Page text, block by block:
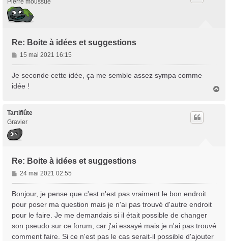
Pierre moussue
Re: Boite à idées et suggestions
M
e
s
s
a
e
15 mai 2021 16:15
Je seconde cette idée, ça me semble assez sympa comme
idée !
Tartiflûte
Gravier
Re: Boite à idées et suggestions
M
e
a
g
e
24 mai 2021 02:55
Bonjour, je pense que c'est n'est pas vraiment le bon endroit
pour poser ma question mais je n'ai pas trouvé d'autre endroit
pour le faire. Je me demandais si il était possible de changer
son pseudo sur ce forum, car j'ai essayé mais je n'ai pas trouvé
comment faire. Si ce n'est pas le cas serait-il possible d'ajouter